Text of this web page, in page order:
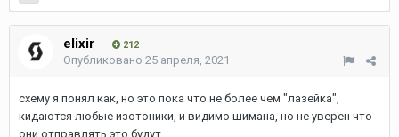
elixir 212
Опубликовано 25 апреля, 2021
схему я понял как, но это пока что не более чем "лазейка",
кидаются любые изотоники, и видимо шимана, но не уверен что
они отправлять это будут.